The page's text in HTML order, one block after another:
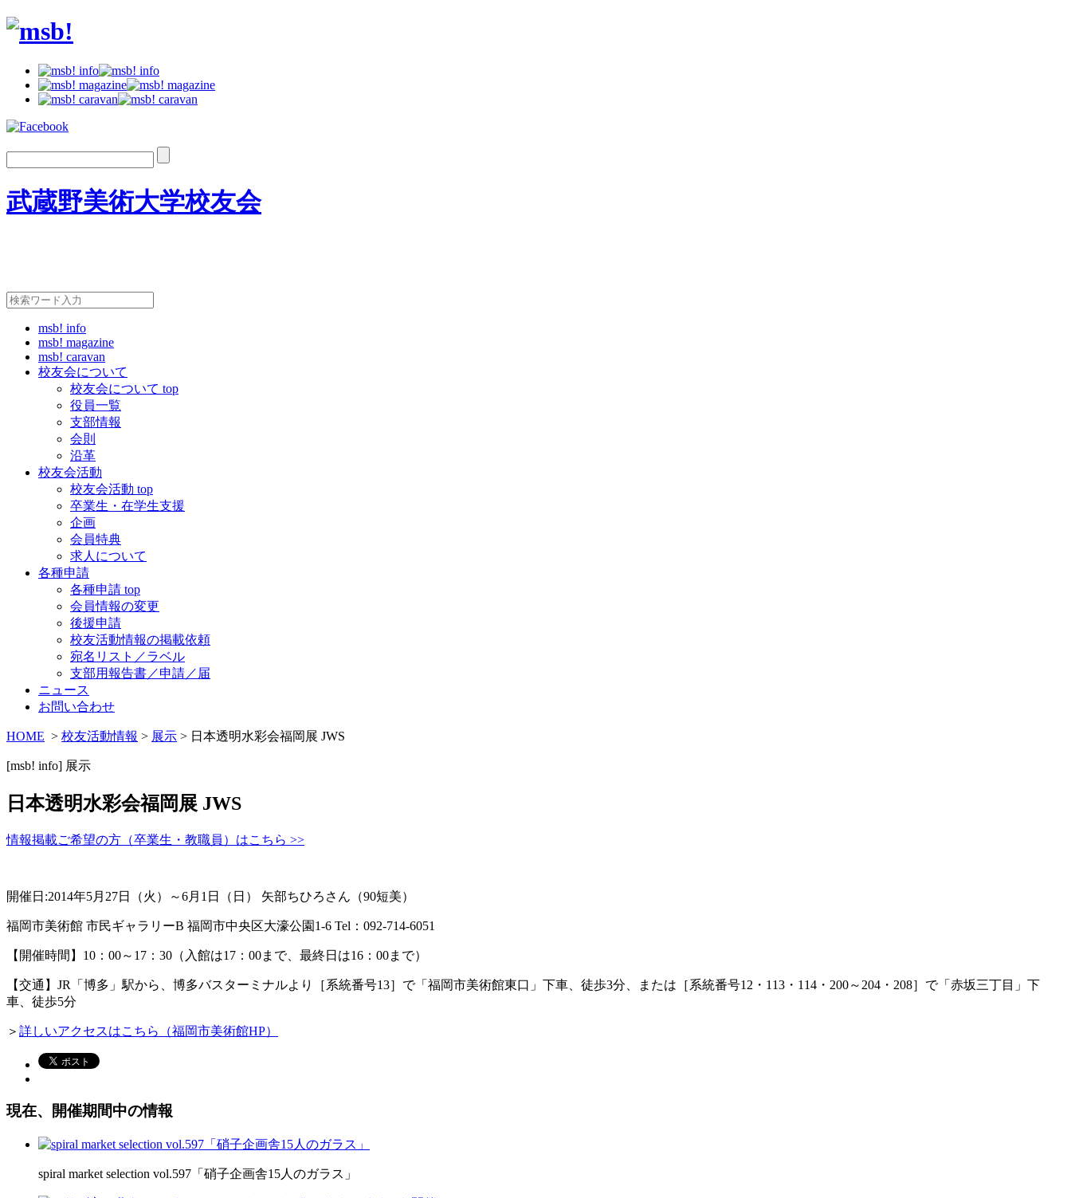
武蔵野美術大学校友会
msb! info
msb! magazine
msb! caravan
校友会について
校友会について top
役員一覧
支部情報
会則
沿革
校友会活動
校友会活動 top
卒業生・在学生支援
企画
会員特典
求人について
各種申請
各種申請 top
会員情報の変更
後援申請
校友活動情報の掲載依頼
宛名リスト／ラベル
支部用報告書／申請／届
ニュース
お問い合わせ
HOME > 校友活動情報 > 展示 > 日本透明水彩会福岡展 JWS
[msb! info] 展示
日本透明水彩会福岡展 JWS
情報掲載ご希望の方（卒業生・教職員）はこちら >>
開催日:2014年5月27日（火）～6月1日（日） 矢部ちひろさん（90短美）
福岡市美術館 市民ギャラリーB 福岡市中央区大濠公園1-6 Tel：092-714-6051
【開催時間】10：00～17：30（入館は17：00まで、最終日は16：00まで）
【交通】JR「博多」駅から、博多バスターミナルより［系統番号13］で「福岡市美術館東口」下車、徒歩3分、または［系統番号12・113・114・200～204・208］で「赤坂三丁目」下
車、徒歩5分
＞ 詳しいアクセスはこちら（福岡市美術館HP）
現在、開催期間中の情報
spiral market selection vol.597「硝子企画舎15人のガラス」